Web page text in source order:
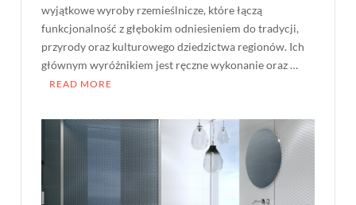
wyjątkowe wyroby rzemieślnicze, które łączą
funkcjonalność z głębokim odniesieniem do tradycji,
przyrody oraz kulturowego dziedzictwa regionów. Ich
głównym wyróżnikiem jest ręczne wykonanie oraz …
READ MORE